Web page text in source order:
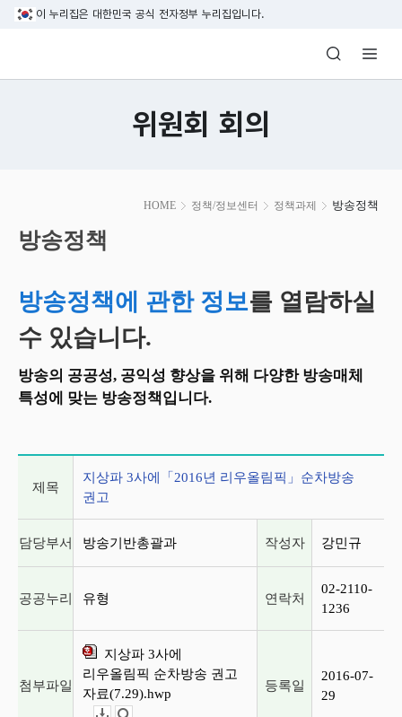
본문 바로가기
이 누리집은 대한민국 공식 전자정부 누리집입니다.
방송미디어통신위원회 Korea Media
위원회 회의
HOME 정책/정보센터 정책과제 방송정책
시
작
방송정책
방송정책에 관한 정보를 열람하실
수 있습니다.
방송의 공공성, 공익성 향상을 위해 다양한 방송매체
특성에 맞는 방송정책입니다.
제목
지상파 3사에「2016년 리우올림픽」순차방송
권고
담당부서 방송기반총괄과 작성자 강민규
공공누리 유형 연락처
02-2110-
1236
첨부파일
지상파 3사에
리우올림픽 순차방송 권고
자료(7.29).hwp
등록일
2016-07-
29